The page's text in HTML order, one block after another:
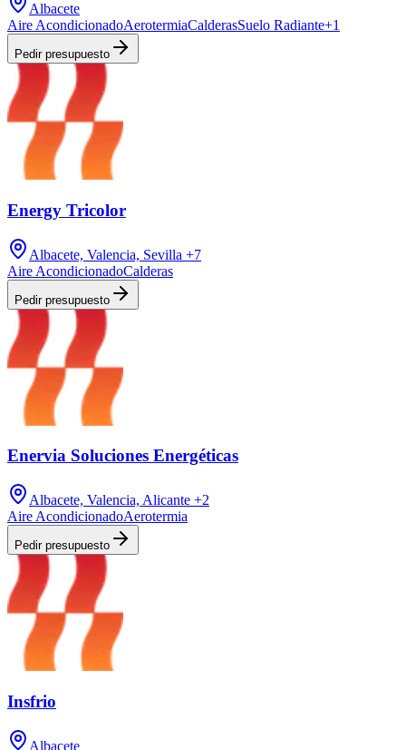
Albacete
Aire AcondicionadoAerotermiaCalderasSuelo Radiante+1
Pedir presupuesto
Energy Tricolor
Albacete, Valencia, Sevilla +7
Aire AcondicionadoCalderas
Pedir presupuesto
Enervia Soluciones Energéticas
Albacete, Valencia, Alicante +2
Aire AcondicionadoAerotermia
Pedir presupuesto
Insfrio
Albacete